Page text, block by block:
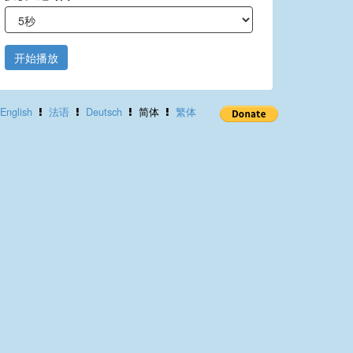
开始播放
English 法语 Deutsch 简体 繁体